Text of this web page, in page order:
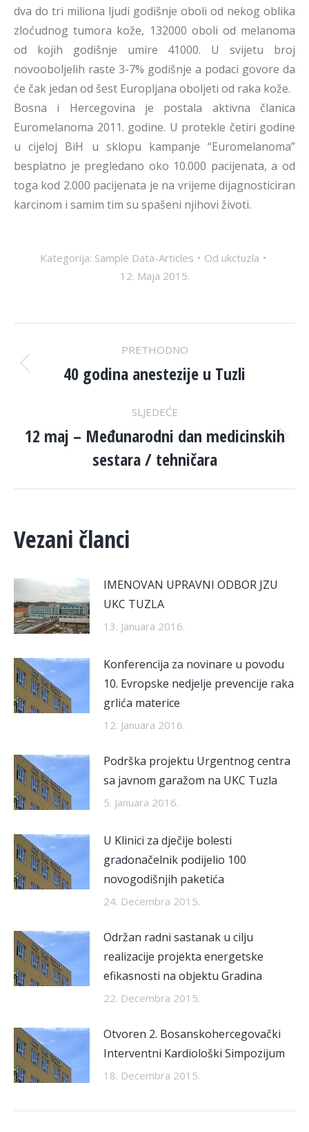
dva do tri miliona ljudi godišnje oboli od nekog oblika
zloćudnog tumora kože, 132000 oboli od melanoma
od kojih godišnje umire 41000. U svijetu broj
novooboljelih raste 3-7% godišnje a podaci govore da
će čak jedan od šest Europljana oboljeti od raka kože.
Bosna i Hercegovina je postala aktivna članica
Euromelanoma 2011. godine. U protekle četiri godine
u cijeloj BiH u sklopu kampanje “Euromelanoma”
besplatno je pregledano oko 10.000 pacijenata, a od
toga kod 2.000 pacijenata je na vrijeme dijagnosticiran
karcinom i samim tim su spašeni njihovi životi.
Kategorija: Sample Data-Articles Od ukctuzla
12. Maja 2015.
POST
NAVIGATION
PRETHODNO
Previous
40 godina anestezije u Tuzli
SLJEDEĆE
Next
post:
12 maj – Međunarodni dan medicinskih
sestara / tehničara
Vezani članci
IMENOVAN UPRAVNI ODBOR JZU
UKC TUZLA
13. Januara 2016.
Konferencija za novinare u povodu
10. Evropske nedjelje prevencije raka
grlića materice
12. Januara 2016.
Podrška projektu Urgentnog centra
sa javnom garažom na UKC Tuzla
5. Januara 2016.
U Klinici za dječije bolesti
gradonačelnik podijelio 100
novogodišnjih paketića
24. Decembra 2015.
Održan radni sastanak u cilju
realizacije projekta energetske
efikasnosti na objektu Gradina
22. Decembra 2015.
Otvoren 2. Bosanskohercegovački
Interventni Kardiološki Simpozijum
18. Decembra 2015.